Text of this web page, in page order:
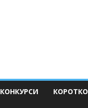
КОНКУРСИ КОРОТКО